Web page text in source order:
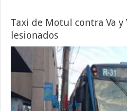
Taxi de Motul contra Va y
lesionados